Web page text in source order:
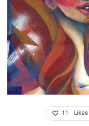
11 Likes